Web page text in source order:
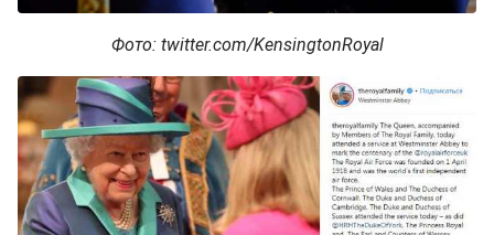
Фото: twitter.com/KensingtonRoyal